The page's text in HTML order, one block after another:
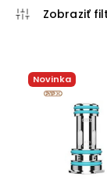
Novinka